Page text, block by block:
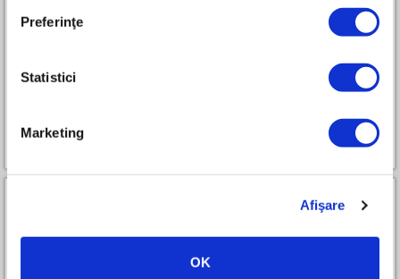
Preferinţe
Statistici
Marketing
Afişare
OK
Cum devin partener